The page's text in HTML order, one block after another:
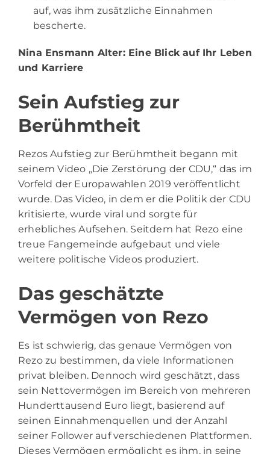
auf, was ihm zusätzliche Einnahmen
bescherte.
Nina Ensmann Alter: Eine Blick auf Ihr Leben
und Karriere
Sein Aufstieg zur
Berühmtheit
Rezos Aufstieg zur Berühmtheit begann mit
seinem Video „Die Zerstörung der CDU,“ das im
Vorfeld der Europawahlen 2019 veröffentlicht
wurde. Das Video, in dem er die Politik der CDU
kritisierte, wurde viral und sorgte für
erhebliches Aufsehen. Seitdem hat Rezo eine
treue Fangemeinde aufgebaut und viele
weitere politische Videos produziert.
Das geschätzte
Vermögen von Rezo
Es ist schwierig, das genaue Vermögen von
Rezo zu bestimmen, da viele Informationen
privat bleiben. Dennoch wird geschätzt, dass
sein Nettovermögen im Bereich von mehreren
Hunderttausend Euro liegt, basierend auf
seinen Einnahmenquellen und der Anzahl
seiner Follower auf verschiedenen Plattformen.
Dieses Vermögen ermöglicht es ihm, in seine